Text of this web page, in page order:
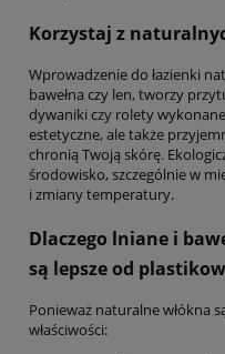
Korzystaj z
Wprowadzenie do łazienki
bawełna czy len, tworzy
dywaniki czy rolety
estetyczne, ale także
chronią Twoją skórę.
środowisko, szczególnie w
i zmiany temperatury.
Dlaczego lniane i
są lepsze od
Ponieważ naturalne włókna
właściwości: